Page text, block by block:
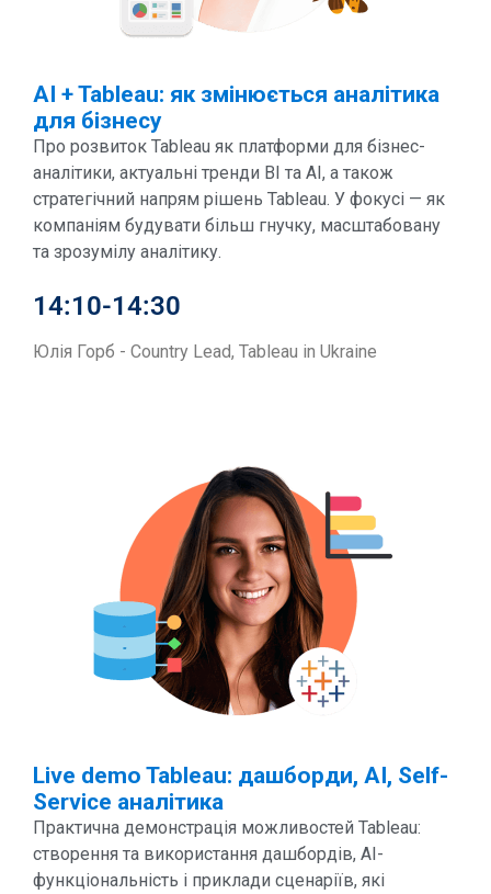
AI + Tableau: як змінюється аналітика
для бізнесу
Про розвиток Tableau як платформи для бізнес-
аналітики, актуальні тренди BI та AI, а також
стратегічний напрям рішень Tableau. У фокусі — як
компаніям будувати більш гнучку, масштабовану
та зрозумілу аналітику.
14:10-14:30
Юлія Горб - Country Lead, Tableau in Ukraine
Live demo Tableau: дашборди, AI, Self-
Service аналітика
Практична демонстрація можливостей Tableau:
створення та використання дашбордів, AI-
функціональність і приклади сценаріїв, які